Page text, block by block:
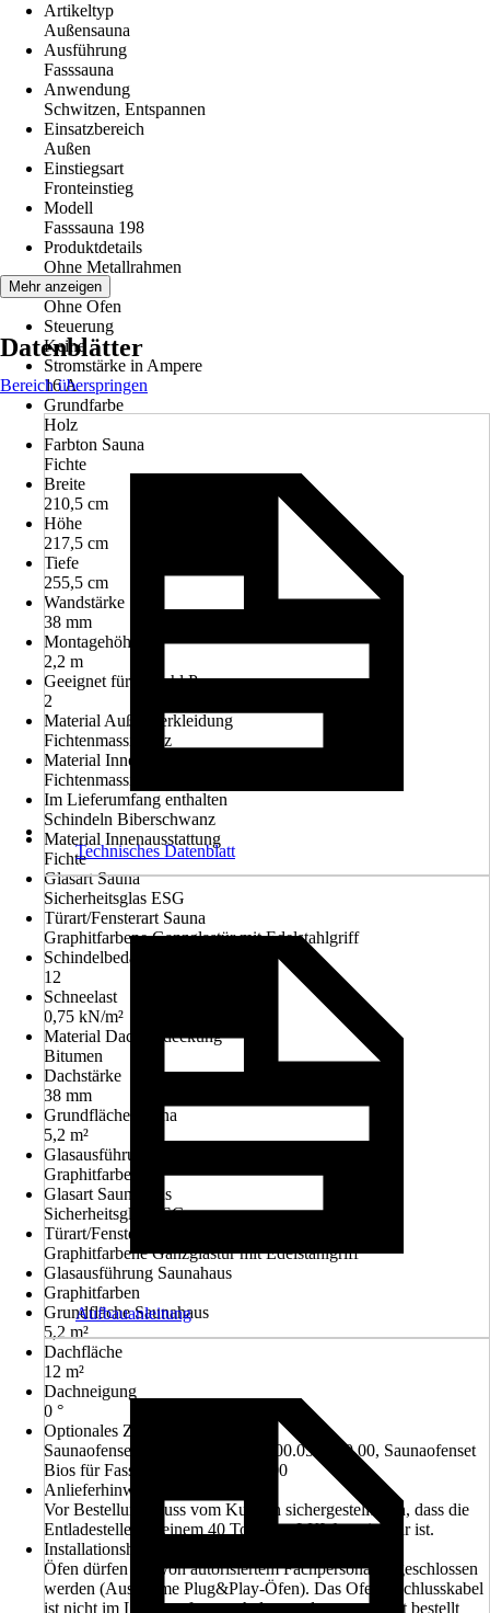
Artikeltyp
Außensauna
Ausführung
Fasssauna
Anwendung
Schwitzen, Entspannen
Einsatzbereich
Außen
Einstiegsart
Fronteinstieg
Modell
Fasssauna 198
Produktdetails
Ohne Metallrahmen
Ofen Typ
Ohne Ofen
Steuerung
Keine
Stromstärke in Ampere
16 A
Grundfarbe
Holz
Farbton Sauna
Fichte
Breite
210,5 cm
Höhe
217,5 cm
Tiefe
255,5 cm
Wandstärke
38 mm
Montagehöhe
2,2 m
Geeignet für Anzahl Personen
2
Material Außenverkleidung
Fichtenmassivholz
Material Innenverkleidung
Fichtenmassivholz
Im Lieferumfang enthalten
Schindeln Biberschwanz
Material Innenausstattung
Fichte
Glasart Sauna
Sicherheitsglas ESG
Türart/Fensterart Sauna
Graphitfarbene Ganzglastür mit Edelstahlgriff
Schindelbedarf in m²
12
Schneelast
0,75 kN/m²
Material Dacheindeckung
Bitumen
Dachstärke
38 mm
Grundfläche Sauna
5,2 m²
Glasausführung Sauna
Graphitfarben
Glasart Saunahaus
Sicherheitsglas ESG
Türart/Fensterart Saunahaus
Graphitfarbene Ganzglastür mit Edelstahlgriff
Glasausführung Saunahaus
Graphitfarben
Grundfläche Saunahaus
5,2 m²
Dachfläche
12 m²
Dachneigung
0 °
Optionales Zubehör
Saunaofenset OS für Fasssauna 500.0503.10.00, Saunaofenset
Bios für Fasssauna 500.0503.20.00
Anlieferhinweis
Vor Bestellung muss vom Kunden sichergestellt sein, dass die
Entladestelle mit einem 40 Tonnen - LKW erreichbar ist.
Installationshinweis
Öfen dürfen nur von autorisiertem Fachpersonal angeschlossen
werden (Ausnahme Plug&Play-Öfen). Das Ofenanschlusskabel
ist nicht im Lieferumfang enthalten und muss separat bestellt
Mehr anzeigen
Datenblätter
Bereich überspringen
Technisches Datenblatt
Aufbauanleitung